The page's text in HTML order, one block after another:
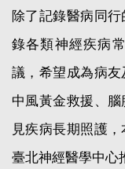
除了記錄醫病同
錄各類神經疾病
議，希望成為病
中風黃金救援、
見疾病長期照護
臺北神經醫學中心